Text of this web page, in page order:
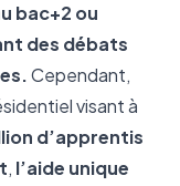
bac+2 ou
des débats
Cependant,
visant à
d’apprentis
, l’aide unique